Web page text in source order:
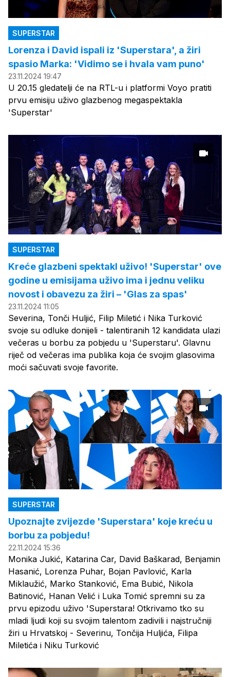
SUPERSTAR
Lorenza i David ispali iz 'Superstara', a žiri
spasio Marka: 'Vidimo se i hvala vam puno'
23.11.2024 19:47
U 20.15 gledatelji će na RTL-u i platformi Voyo pratiti
prvu emisiju uživo glazbenog megaspektakla
'Superstar'
SUPERSTAR
Kreće glazbeni spektakl uživo! 'Superstar' ove
godine u emisijama uživo ima i jednu veliku
novost i obavezu za žiri – 'Glas za spas'
23.11.2024 11:05
Severina, Tonči Huljić, Filip Miletić i Nika Turković
svoje su odluke donijeli - talentiranih 12 kandidata ulazi
večeras u borbu za pobjedu u 'Superstaru'. Glavnu
riječ od večeras ima publika koja će svojim glasovima
moći sačuvati svoje favorite.
SUPERSTAR
Upoznajte zvijezde 'Superstara' koje kreću u
borbu za pobjedu!
22.11.2024 15:36
Monika Jukić, Katarina Car, David Baškarad, Benjamin
Hasanić, Lorenza Puhar, Bojan Pavlović, Karla
Miklaužić, Marko Stanković, Ema Bubić, Nikola
Batinović, Hanan Velić i Luka Tomić spremni su za
prvu epizodu uživo 'Superstara! Otkrivamo tko su
mladi ljudi koji su svojim talentom zadivili i najstručniji
žiri u Hrvatskoj - Severinu, Tončija Huljića, Filipa
Miletića i Niku Turković